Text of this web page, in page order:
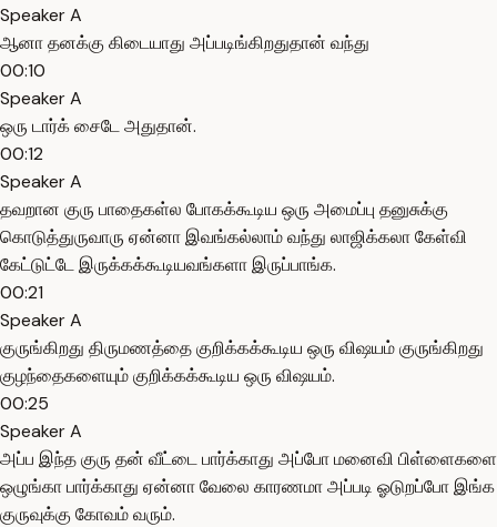
Speaker A
ஆனா தனக்கு கிடையாது அப்படிங்கிறதுதான் வந்து
00:10
Speaker A
ஒரு டார்க் சைடே அதுதான்.
00:12
Speaker A
தவறான குரு பாதைகள்ல போகக்கூடிய ஒரு அமைப்பு தனுசுக்கு
கொடுத்துருவாரு ஏன்னா இவங்கல்லாம் வந்து லாஜிக்கலா கேள்வி
கேட்டுட்டே இருக்கக்கூடியவங்களா இருப்பாங்க.
00:21
Speaker A
குருங்கிறது திருமணத்தை குறிக்கக்கூடிய ஒரு விஷயம் குருங்கிறது
குழந்தைகளையும் குறிக்கக்கூடிய ஒரு விஷயம்.
00:25
Speaker A
அப்ப இந்த குரு தன் வீட்டை பார்க்காது அப்போ மனைவி பிள்ளைகளை
ஒழுங்கா பார்க்காது ஏன்னா வேலை காரணமா அப்படி ஓடுறப்போ இங்க
குருவுக்கு கோவம் வரும்.